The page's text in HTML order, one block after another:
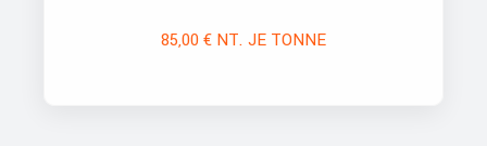
85,00 € NT. JE TONNE